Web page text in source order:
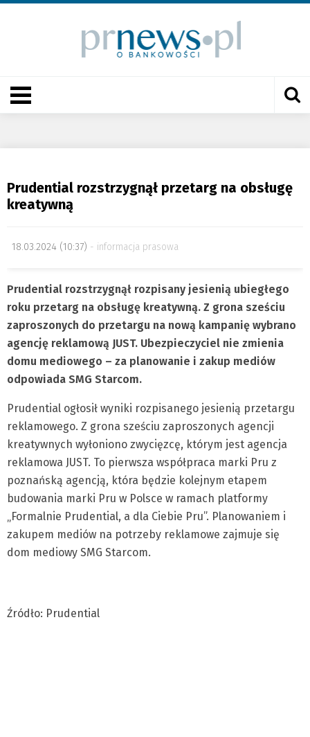
Prudential rozstrzygnął przetarg na obsługę
kreatywną
18.03.2024 (10:37) informacja prasowa
Prudential rozstrzygnął rozpisany jesienią ubiegłego
roku przetarg na obsługę kreatywną. Z grona sześciu
zaproszonych do przetargu na nową kampanię wybrano
agencję reklamową JUST. Ubezpieczyciel nie zmienia
domu mediowego – za planowanie i zakup mediów
odpowiada SMG Starcom.
Prudential ogłosił wyniki rozpisanego jesienią przetargu
reklamowego. Z grona sześciu zaproszonych agencji
kreatywnych wyłoniono zwycięzcę, którym jest agencja
reklamowa JUST. To pierwsza współpraca marki Pru z
poznańską agencją, która będzie kolejnym etapem
budowania marki Pru w Polsce w ramach platformy
„Formalnie Prudential, a dla Ciebie Pru”. Planowaniem i
zakupem mediów na potrzeby reklamowe zajmuje się
dom mediowy SMG Starcom.
Źródło: Prudential